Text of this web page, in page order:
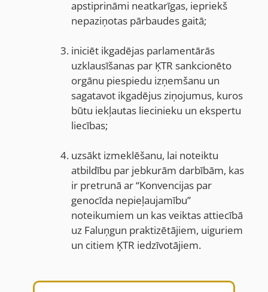
apstiprināmi neatkarīgas, iepriekš
nepaziņotas pārbaudes gaitā;
iniciēt ikgadējas parlamentārās
uzklausīšanas par ĶTR sankcionēto
orgānu piespiedu izņemšanu un
sagatavot ikgadējus ziņojumus, kuros
būtu iekļautas liecinieku un ekspertu
liecības;
uzsākt izmeklēšanu, lai noteiktu
atbildību par jebkurām darbībām, kas
ir pretrunā ar “Konvencijas par
genocīda nepieļaujamību”
noteikumiem un kas veiktas attiecībā
uz Faluņgun praktizētājiem, uiguriem
un citiem ĶTR iedzīvotājiem.